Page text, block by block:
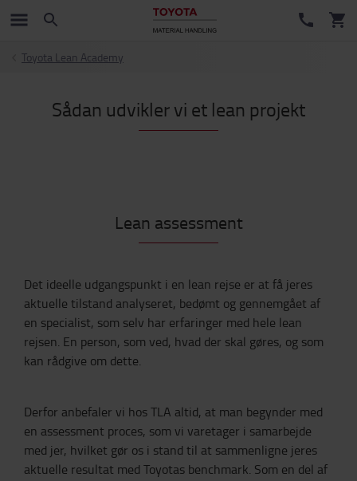
Toyota Lean Academy
Sådan udvikler vi et lean projekt
Lean assessment
Det ideelle udgangspunkt i en lean rejse er at få jeres
aktuelle tilstand analyseret, bedømt og gennemgået af
en specialist, som selv har erfaringer med hele lean
rejsen. En person, som ved, hvad der skal gøres, og som
kan rådgive om dette.
Derfor anbefaler vi hos TLA altid, at man begynder med
en assessment proces, som vi varetager i samarbejde
med jer, hvilket gør os i stand til at sammenligne jeres
aktuelle resultat med Toyotas benchmark. Som en del af